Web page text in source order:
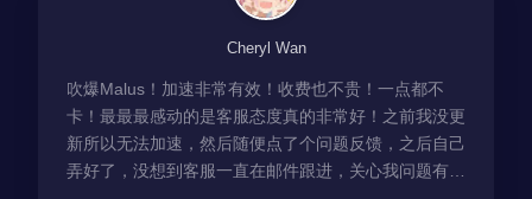
Cheryl Wan
吹爆Malus！加速非常有效！收费也不贵！一点都不
卡！最最最感动的是客服态度真的非常好！之前我没更
新所以无法加速，然后随便点了个问题反馈，之后自己
弄好了，没想到客服一直在邮件跟进，关心我问题有没